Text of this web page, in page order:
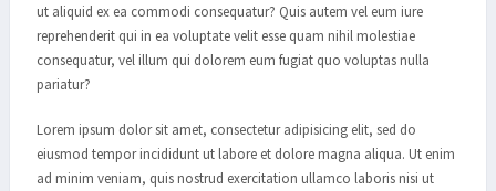
ut aliquid ex ea commodi consequatur? Quis autem vel eum iure
reprehenderit qui in ea voluptate velit esse quam nihil molestiae
consequatur, vel illum qui dolorem eum fugiat quo voluptas nulla
pariatur?
Lorem ipsum dolor sit amet, consectetur adipisicing elit, sed do
eiusmod tempor incididunt ut labore et dolore magna aliqua. Ut enim
ad minim veniam, quis nostrud exercitation ullamco laboris nisi ut